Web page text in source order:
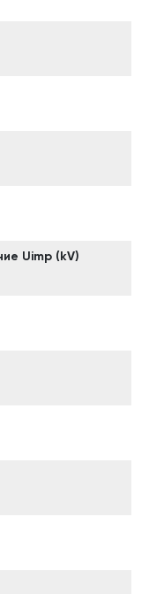
Uimp (kV)